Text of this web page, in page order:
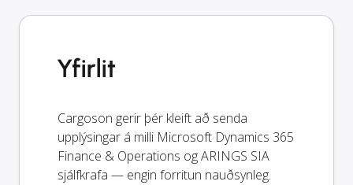
Yfirlit
Cargoson gerir þér kleift að senda
upplýsingar á milli Microsoft Dynamics 365
Finance & Operations og ARINGS SIA
sjálfkrafa — engin forritun nauðsynleg.